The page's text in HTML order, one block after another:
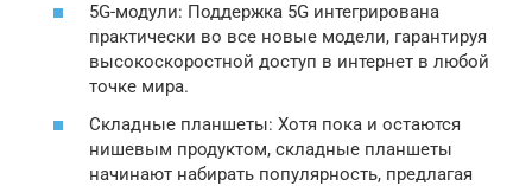
5G-модули: Поддержка 5G интегрирована
практически во все новые модели, гарантируя
высокоскоростной доступ в интернет в любой
точке мира.
Складные планшеты: Хотя пока и остаются
нишевым продуктом, складные планшеты
начинают набирать популярность, предлагая